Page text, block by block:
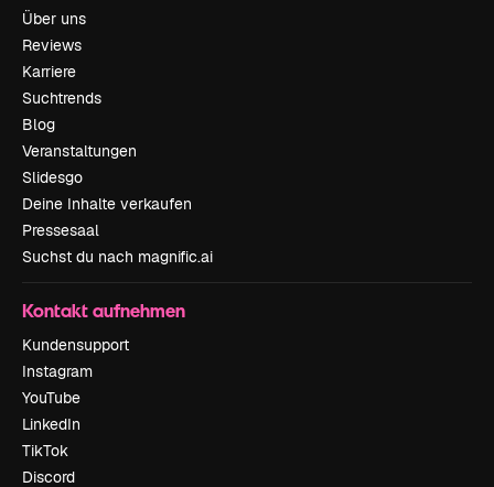
Über uns
Reviews
Karriere
Suchtrends
Blog
Veranstaltungen
Slidesgo
Deine Inhalte verkaufen
Pressesaal
Suchst du nach magnific.ai
Kontakt aufnehmen
Kundensupport
Instagram
YouTube
LinkedIn
TikTok
Discord